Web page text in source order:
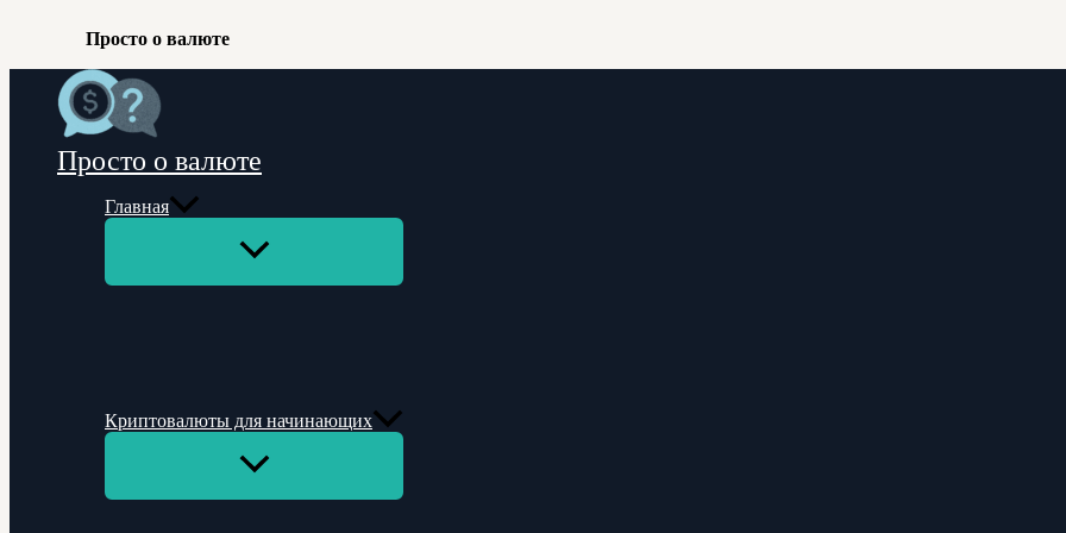
Просто о валюте
Перейти
содержимому
Просто о валюте
Главная
Переключатель
Криптовалюты для начинающих
Переключатель